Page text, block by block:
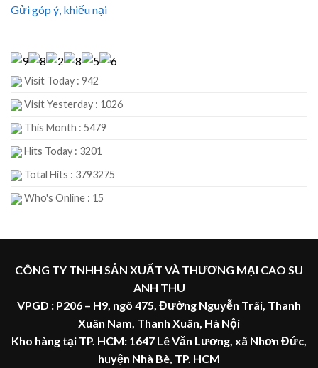
Gửi góp ý, khiếu nại
Visit Today : 942
Visit Yesterday : 1026
This Month : 5479
Hits Today : 3201
Total Hits : 3793275
Who's Online : 15
CÔNG TY TNHH SẢN XUẤT VÀ THƯƠNG MẠI CAO SU
ANH THU
VPGD : P206 – H9, ngõ 475, Đường Nguyễn Trãi, Thanh
Xuân Nam, Thanh Xuân, Hà Nội
Kho hàng tại TP. HCM: 1647 Lê Văn Lương, xã Nhơn Đức,
huyện Nhà Bè, TP. HCM